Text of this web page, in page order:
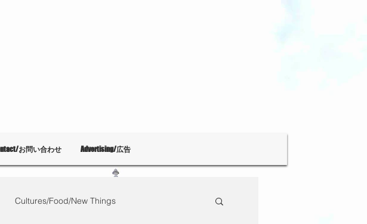
お問い合わせ Advertising/広告
Cultures/Food/New Things